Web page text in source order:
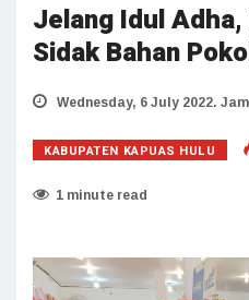
Jelang Idul
Sidak Bahan
Wednesday, 6 July 2022.
KABUPATEN KAPUAS HULU
1 minute read